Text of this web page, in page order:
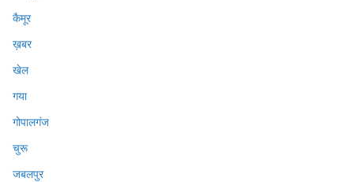
कैमूर
ख़बर
खेल
गया
गोपालगंज
चुरू
जबलपुर